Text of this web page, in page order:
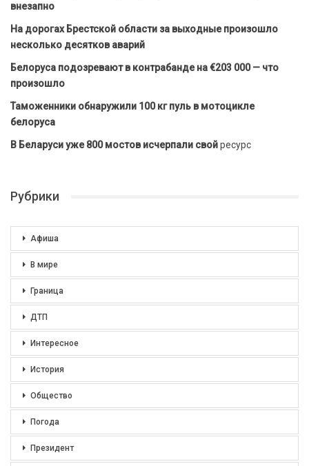
внезапно
На дорогах Брестской области за выходные произошло
несколько десятков аварий
Белоруса подозревают в контрабанде на €203 000 — что
произошло
Таможенники обнаружили 100 кг пуль в мотоцикле
белоруса
В Беларуси уже 800 мостов исчерпали свойресурс
Рубрики
Афиша
В мире
Граница
ДТП
Интересное
История
Общество
Погода
Президент